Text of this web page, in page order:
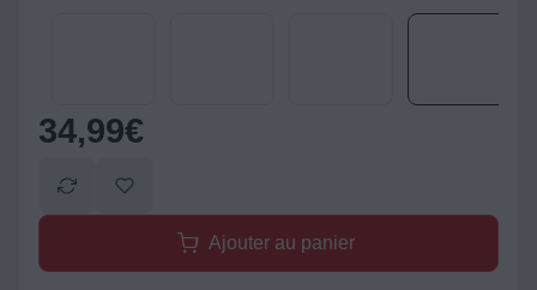
34,99€
Ajouter au panier